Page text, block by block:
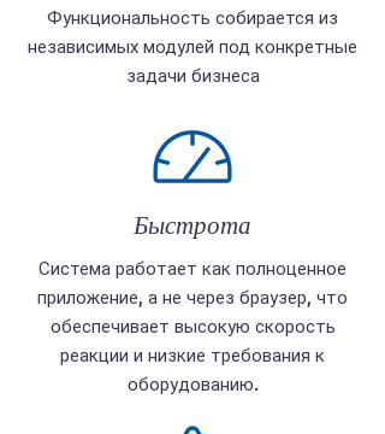
Функциональность собирается из
независимых модулей под конкретные
задачи бизнеса
Быстрота
Система работает как полноценное
приложение, а не через браузер, что
обеспечивает высокую скорость
реакции и низкие требования к
оборудованию.